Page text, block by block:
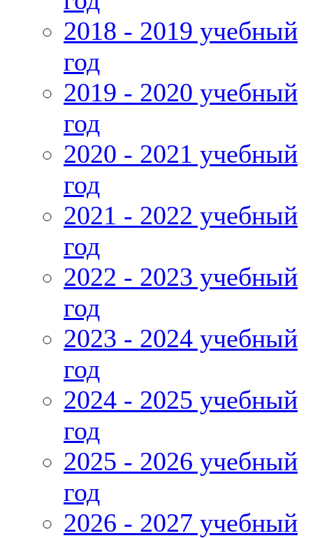
2018 - 2019 учебный
год
2019 - 2020 учебный
год
2020 - 2021 учебный
год
2021 - 2022 учебный
год
2022 - 2023 учебный
год
2023 - 2024 учебный
год
2024 - 2025 учебный
год
2025 - 2026 учебный
год
2026 - 2027 учебный